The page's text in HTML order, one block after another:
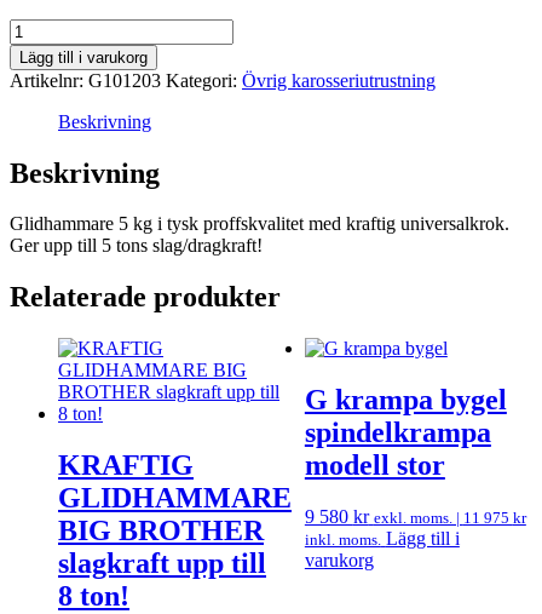
Glidhammarsats
universal
mängd
Lägg till i varukorg
Artikelnr: G101203 Kategori: Övrig karosseriutrustning
Beskrivning
Beskrivning
Glidhammare 5 kg i tysk proffskvalitet med kraftig universalkrok.
Ger upp till 5 tons slag/dragkraft!
Relaterade produkter
KRAFTIG
GLIDHAMMARE
BIG BROTHER
slagkraft upp till
8 ton!
G krampa bygel
spindelkrampa
modell stor
9 580 kr exkl. moms. | 11 975 kr
inkl. moms. Lägg till i
varukorg